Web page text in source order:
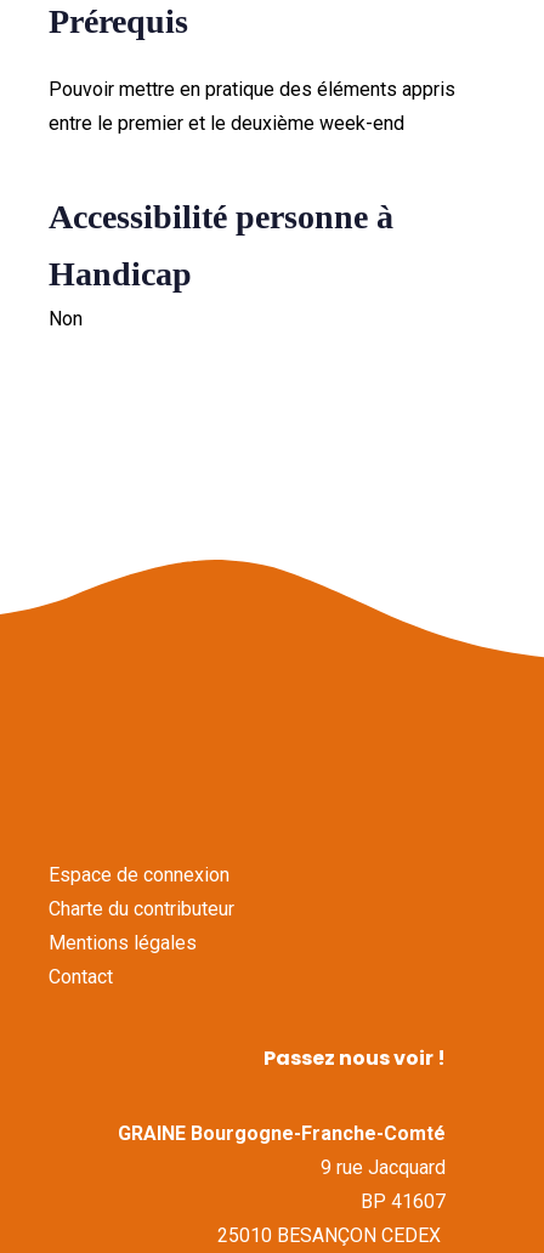
Prérequis
Pouvoir mettre en pratique des éléments appris
entre le premier et le deuxième week-end
Accessibilité personne à
Handicap
Non
Espace de connexion
Charte du contributeur
Mentions légales
Contact
Passez nous voir !
GRAINE Bourgogne-Franche-Comté
9 rue Jacquard
BP 41607
25010 BESANÇON CEDEX